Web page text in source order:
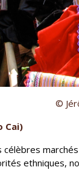
©
Cai)
ethniques,